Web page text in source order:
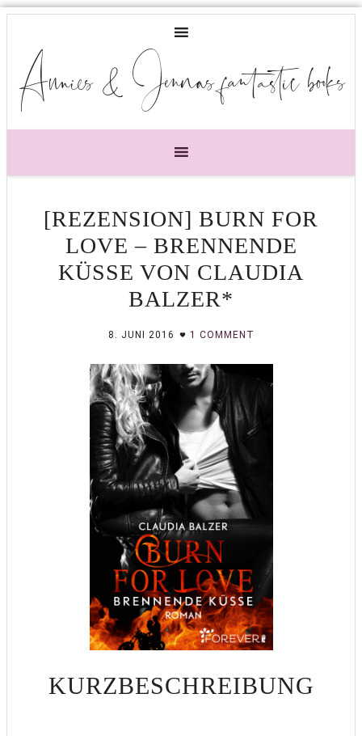
Annies & Jennas fantastic books
[REZENSION] BURN FOR
LOVE – BRENNENDE
KÜSSE VON CLAUDIA
BALZER*
8. JUNI 2016 1 COMMENT
KURZBESCHREIBUNG